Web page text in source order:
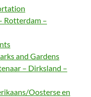
Rotterdam –
and Gardens
– Dirksland –
Oosterse en